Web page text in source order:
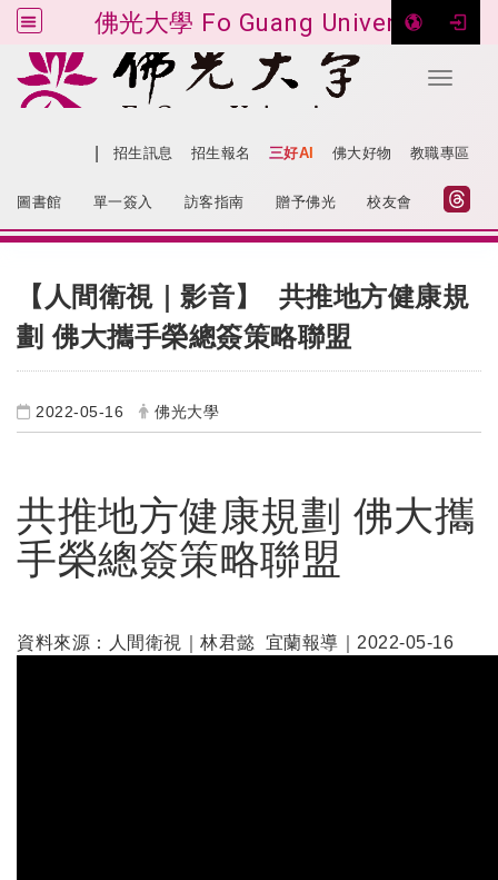
佛光大學 Fo Guang University
Toggle
跳到主要內容
招生訊息 招生報名 三好AI 佛大好物 教職專區
圖書館 單一簽入 訪客指南 贈予佛光 校友會
【人間衛視｜影音】 共推地方健康規
劃 佛大攜手榮總簽策略聯盟
2022-05-16 佛光大學
共推地方健康規劃 佛大攜
手榮總簽策略聯盟
資料來源：人間衛視｜林君懿 宜蘭報導｜2022-05-16